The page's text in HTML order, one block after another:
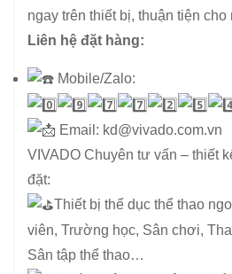
ngay trên thiết bị, thuận tiện
Liên hệ đặt hàng:
Mobile/Zalo:
Email: kd@vivado.com.vn
VIVADO Chuyên tư vấn – thiết
đặt:
Thiết bị thể dục thể thao
viên, Trường học, Sân chơi,
Sân tập thể thao…